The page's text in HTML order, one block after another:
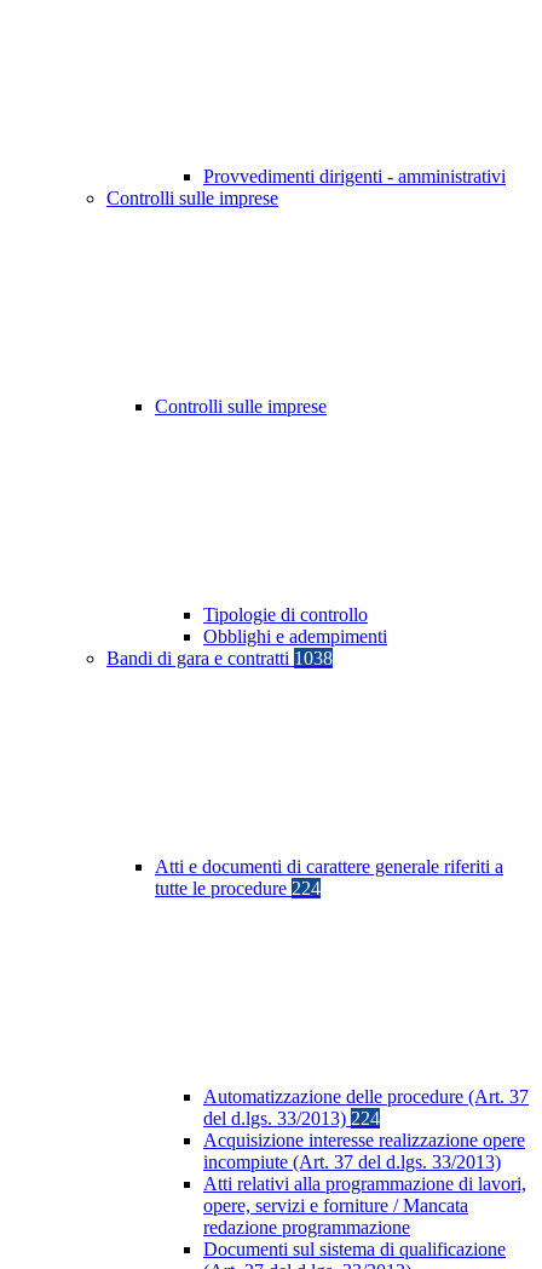
Provvedimenti dirigenti - amministrativi
Controlli sulle imprese
Controlli sulle imprese
Tipologie di controllo
Obblighi e adempimenti
Bandi di gara e contratti 1038
Atti e documenti di carattere generale riferiti a
tutte le procedure 224
Automatizzazione delle procedure (Art. 37
del d.lgs. 33/2013) 224
Acquisizione interesse realizzazione opere
incompiute (Art. 37 del d.lgs. 33/2013)
Atti relativi alla programmazione di lavori,
opere, servizi e forniture / Mancata
redazione programmazione
Documenti sul sistema di qualificazione